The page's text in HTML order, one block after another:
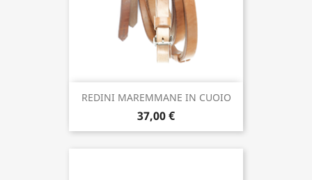
REDINI MAREMMANE IN CUOIO
37,00 €